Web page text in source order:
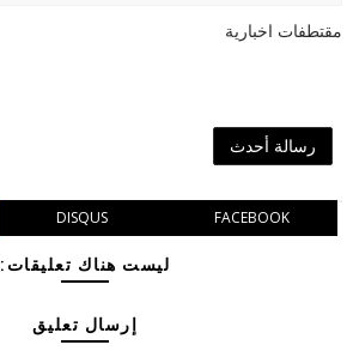
مقتطفات اخبارية
رسالة أحدث
DISQUS FACEBOOK
ليست هناك تعليقات:
إرسال تعليق